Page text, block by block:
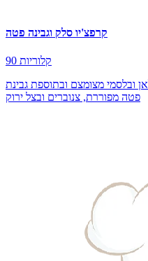
קרפצ'יו סלק וגבינה פטה
90 קלוריות
ובלסמי מצומצם ובתוספת גבינת
פטה מפוררת, צנוברים ובצל ירוק